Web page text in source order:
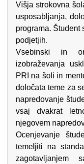
Višja strokovna
usposabljanja,
programa. Študent
podjetjih.
Vsebinski in
izobraževanja
PRI na šoli in
določata teme za
napredovanje
vsaj dvakrat
njegovem
Ocenjevanje
temeljiti na
zagotavljanjem